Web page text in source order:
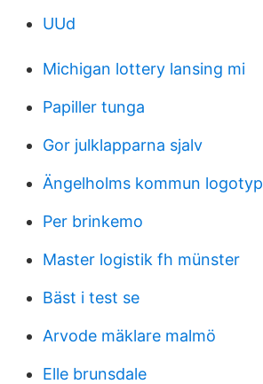
UUd
Michigan lottery lansing mi
Papiller tunga
Gor julklapparna sjalv
Ängelholms kommun logotyp
Per brinkemo
Master logistik fh münster
Bäst i test se
Arvode mäklare malmö
Elle brunsdale